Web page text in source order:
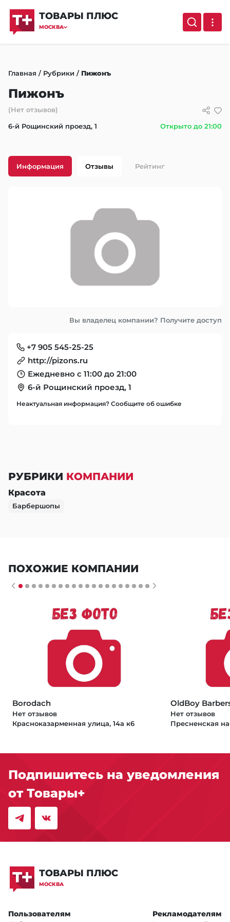
ТОВАРЫ ПЛЮС
МОСКВА
Главная / Рубрики / Пижонъ
Пижонъ
(Нет отзывов)
6-й Рощинский проезд, 1
Открыто до 21:00
Информация Отзывы Рейтинг
Вы владелец компании? Получите доступ
+7 905 545-25-25
http://pizons.ru
Ежедневно с 11:00 до 21:00
6-й Рощинский проезд, 1
Неактуальная информация? Сообщите об ошибке
РУБРИКИ КОМПАНИИ
Красота
Барбершопы
ПОХОЖИЕ КОМПАНИИ
Borodach
Нет отзывов
Красноказарменная улица, 14а к6
OldBoy
Нет отзывов
Пресненская
Подпишитесь на уведомления
от Товары+
ТОВАРЫ ПЛЮС
МОСКВА
Пользователям Рекламодателям